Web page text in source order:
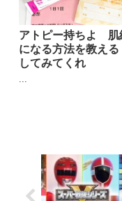
アトピー持ちよ 肌
になる方法を教え
してみてくれ
...